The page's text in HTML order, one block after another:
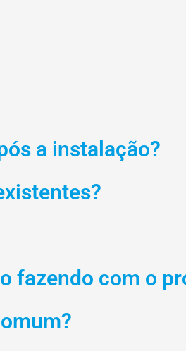
a instalação?
fazendo com o